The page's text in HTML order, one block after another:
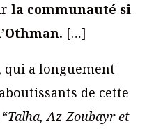
la communauté si
[…]
a longuement
de cette
Talha, Az-Zoubayr et